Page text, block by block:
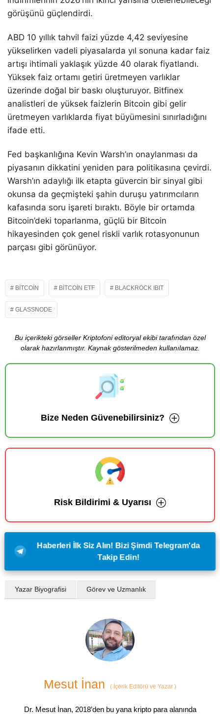
görüşünü güçlendirdi.
ABD 10 yıllık tahvil faizi yüzde 4,42 seviyesine
yükselirken vadeli piyasalarda yıl sonuna kadar faiz
artışı ihtimali yaklaşık yüzde 40 olarak fiyatlandı.
Yüksek faiz ortamı getiri üretmeyen varlıklar
üzerinde doğal bir baskı oluşturuyor. Bitfinex
analistleri de yüksek faizlerin Bitcoin gibi gelir
üretmeyen varlıklarda fiyat büyümesini sınırladığını
ifade etti.
Fed başkanlığına Kevin Warsh’ın onaylanması da
piyasanın dikkatini yeniden para politikasına çevirdi.
Warsh’ın adaylığı ilk etapta güvercin bir sinyal gibi
okunsa da geçmişteki şahin duruşu yatırımcıların
kafasında soru işareti bıraktı. Böyle bir ortamda
Bitcoin’deki toparlanma, güçlü bir Bitcoin
hikayesinden çok genel riskli varlık rotasyonunun
parçası gibi görünüyor.
BITCOIN BITCOIN ETF BLACKROCK IBIT
GLASSNODE
Bu içerikteki görseller Kriptofoni editoryal ekibi tarafından özel
olarak hazırlanmıştır. Kaynak gösterilmeden kullanılamaz.
Bize Neden Güvenebilirsiniz?
Risk Bildirimi & Uyarısı
Haberleri İlk Siz Alın! Bizi Şimdi Telegram'da
Takip Edin!
Yazar Biyografisi Görev ve Uzmanlık
Mesut İnan ( İçerik Editörü ve Yazar )
Dr. Mesut İnan, 2018’den bu yana kripto para alanında